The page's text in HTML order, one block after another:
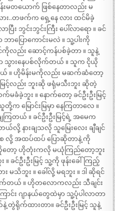
းမတယောက် ဖြစ်နေတာလည်း မ
ား..တဖက်က ရှေ့နေ လား ထင်မိခဲ့
း ဘွင်းဘွင်းကြီး ပေါ်လာရော ။ ခင်
ပြောကောင်းမလဲ ။ သူ့ပါးကို
ကိုလည်း ဆောင့်ကန်ပစ်ခဲ့တာ ။ သူနဲ့
သွားနေပစ်လိုက်တယ် ။ သူက ငိုယို
ာ့တယ် ။ ဟိုမိန်းမကိုလည်း မဆက်ဆံတော့
မြင့်လည်း ဘူးဆို ဖရုံမသီးဘူး ဆိုတဲ့
ခဲ့ဘူး ။ နောက်တော့ ခင်ဦးဦးမြင့်
မြောင်းမြမှာ နေကြတာလေ ။
ျကြတယ် ။ ခင်ဦးဦးမြင့်ရဲ့ အမေက
နားချသလို သူမြေးလေး ချီချင်
စေ လို့ အထပ်ထပ် ပြောဆိုတာနဲ့ ကို
ကိုတော့ ဟိုတုံးကလို မယုံကြည်တော့ဘူး
။ ခင်ဦးဦးမြင့် သူ့ကို ဖုန်းခေါ်ကြည့်
သိဘူး ။ ခေါ်လို့ မရဘူး ။ ဒါ ဆိုရင်
တယ် ။ ဟိုတလောကလည်း သီချင်း
း ဂျာနယ်တွေထဲမှာ သူ့ပုံပါလာတာ
ရိုက်ထားတာ။ ခင်ဦးဦးမြင့် သူနဲ့